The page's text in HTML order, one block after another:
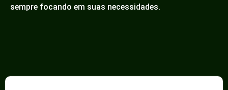
sempre focando em suas necessidades.